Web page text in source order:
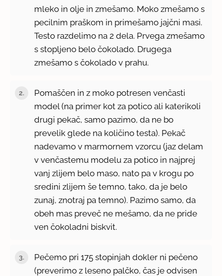
mleko in olje in zmešamo. Moko zmešamo s
pecilnim praškom in primešamo jajčni masi.
Testo razdelimo na 2 dela. Prvega zmešamo
s stopljeno belo čokolado. Drugega
zmešamo s čokolado v prahu.
Pomaščen in z moko potresen venčasti
model (na primer kot za potico ali katerikoli
drugi pekač, samo pazimo, da ne bo
prevelik glede na količino testa). Pekač
nadevamo v marmornem vzorcu (jaz delam
v venčastemu modelu za potico in najprej
vanj zlijem belo maso, nato pa v krogu po
sredini zlijem še temno, tako, da je belo
zunaj, znotraj pa temno). Pazimo samo, da
obeh mas preveč ne mešamo, da ne pride
ven čokoladni biskvit.
Pečemo pri 175 stopinjah dokler ni pečeno
(preverimo z leseno palčko, čas je odvisen